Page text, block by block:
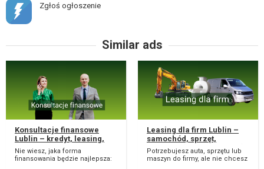
Zgłoś ogłoszenie
Similar ads
Konsultacje finansowe
Lublin – kredyt, leasing,
plan spłaty i analiza
kosztów
Nie wiesz, jaka forma
finansowania będzie najlepsza:
Leasing dla firm Lublin –
samochód, sprzęt,
maszyny (szybka analiza)
Potrzebujesz auta, sprzętu lub
maszyn do firmy, ale nie chcesz